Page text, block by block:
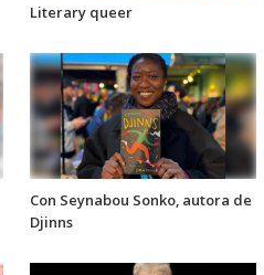
Literary queer
Con Seynabou Sonko, autora de
Djinns